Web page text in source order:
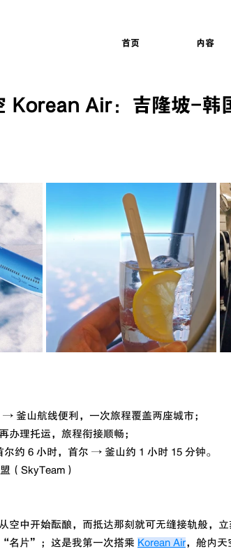
首页 内容
Korean Air：吉隆坡-韩
釜山航线便利，一次旅程覆盖两座城市；
办理托运，旅程衔接顺畅；
约 6 小时，首尔 → 釜山约 1 小时 15 分钟。
（SkyTeam）
空中开始酝酿，而抵达那刻就可无缝接轨般，
名片”；这是我第一次搭乘 Korean Air，舱内